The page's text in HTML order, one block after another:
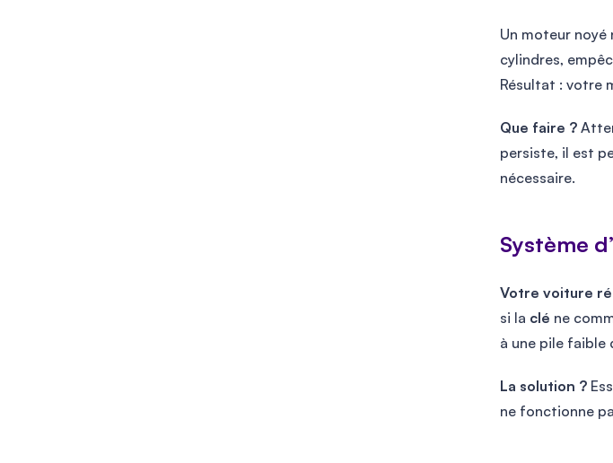
Un moteur noyé
cylindres,
Résultat : votre
Que faire ?
persiste, il est
nécessaire.
Système
Votre voiture
si la clé ne
à une pile faible
La solution ?
ne fonctionne